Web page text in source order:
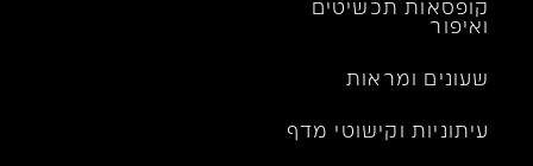
קופסאות תכשיטים
ואיפור
שעונים ומראות
עיתוניות וקישוטי מדף